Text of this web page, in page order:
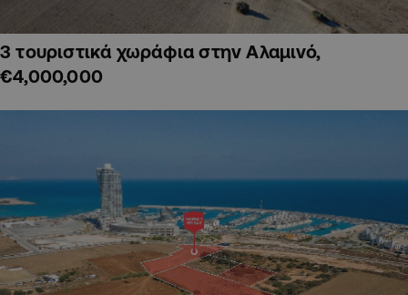
3 τουριστικά χωράφια στην Αλαμινό,
€4,000,000